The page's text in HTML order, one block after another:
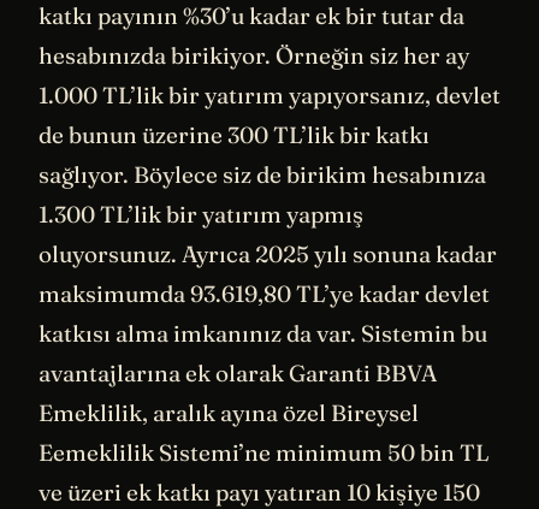
katkı payının %30’u kadar ek bir tutar da
hesabınızda birikiyor. Örneğin siz her ay
1.000 TL’lik bir yatırım yapıyorsanız, devlet
de bunun üzerine 300 TL’lik bir katkı
sağlıyor. Böylece siz de birikim hesabınıza
1.300 TL’lik bir yatırım yapmış
oluyorsunuz. Ayrıca 2025 yılı sonuna kadar
maksimumda 93.619,80 TL’ye kadar devlet
katkısı alma imkanınız da var. Sistemin bu
avantajlarına ek olarak Garanti BBVA
Emeklilik, aralık ayına özel Bireysel
Eemeklilik Sistemi’ne minimum 50 bin TL
ve üzeri ek katkı payı yatıran 10 kişiye 150